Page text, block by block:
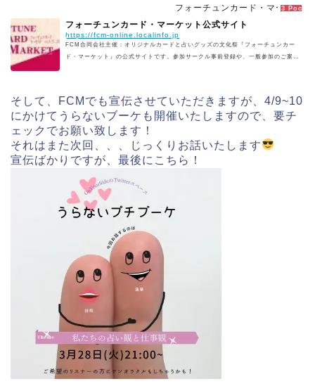
フォーチュンカード・マーケット
3
フォーチュンカード・マーケット公式サイト
https://fcm-online.localinfo.jp
FCM合同会社主催：オリジナルカードと占いグッズの文化祭『フォーチュンカー
ド・マーケット』の公式サイトです。参加サークル事前登録や、一般参加のご案内
そして、FCMでも宣伝させていただきますが、4/9~10
にかけてうらないブーケも開催いたしますので、要チ
ェックでお願い致します！
それはまた次回、、、じっくりお話いたします
宣伝ばかりですが、最後にこちら！